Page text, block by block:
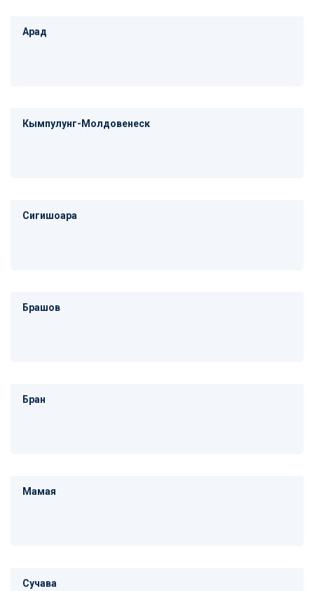
Арад
Кымпулунг-Молдовенеск
Сигишоара
Брашов
Бран
Мамая
Сучава